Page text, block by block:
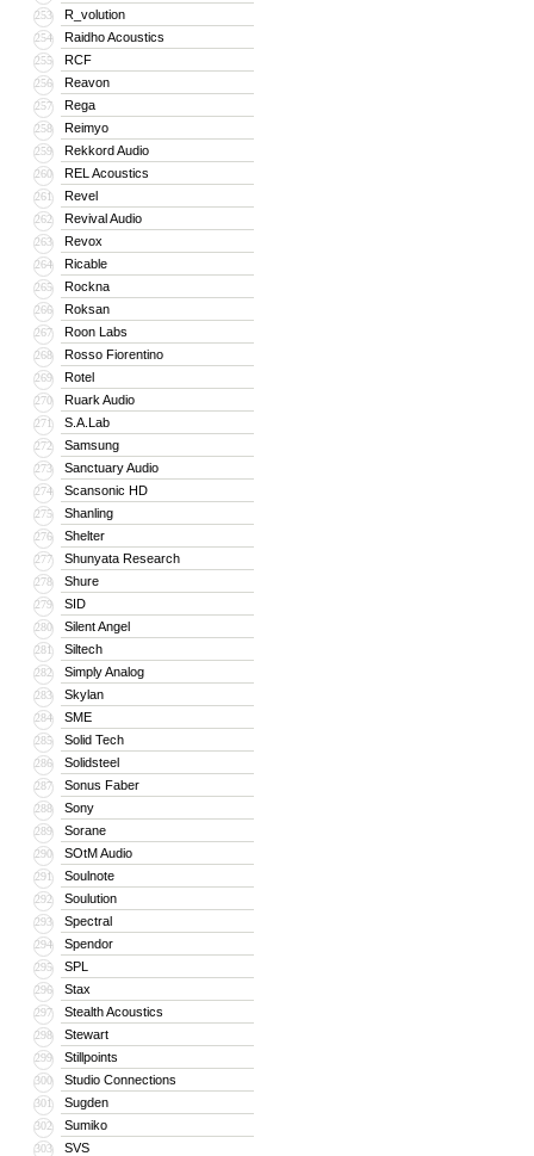
253 R_volution
254 Raidho Acoustics
255 RCF
256 Reavon
257 Rega
258 Reimyo
259 Rekkord Audio
260 REL Acoustics
261 Revel
262 Revival Audio
263 Revox
264 Ricable
265 Rockna
266 Roksan
267 Roon Labs
268 Rosso Fiorentino
269 Rotel
270 Ruark Audio
271 S.A.Lab
272 Samsung
273 Sanctuary Audio
274 Scansonic HD
275 Shanling
276 Shelter
277 Shunyata Research
278 Shure
279 SID
280 Silent Angel
281 Siltech
282 Simply Analog
283 Skylan
284 SME
285 Solid Tech
286 Solidsteel
287 Sonus Faber
288 Sony
289 Sorane
290 SOtM Audio
291 Soulnote
292 Soulution
293 Spectral
294 Spendor
295 SPL
296 Stax
297 Stealth Acoustics
298 Stewart
299 Stillpoints
300 Studio Connections
301 Sugden
302 Sumiko
303 SVS